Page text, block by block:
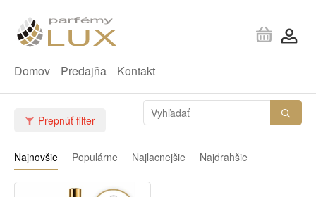
Domov Predajňa Kontakt
Prepnúť filter
Najnovšie Populárne Najlacnejšie Najdrahšie